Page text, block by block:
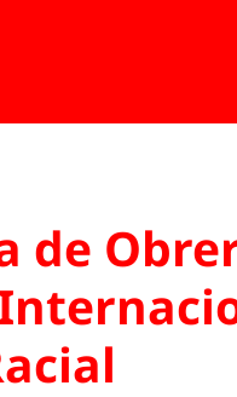
de